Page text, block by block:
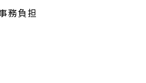
務負担